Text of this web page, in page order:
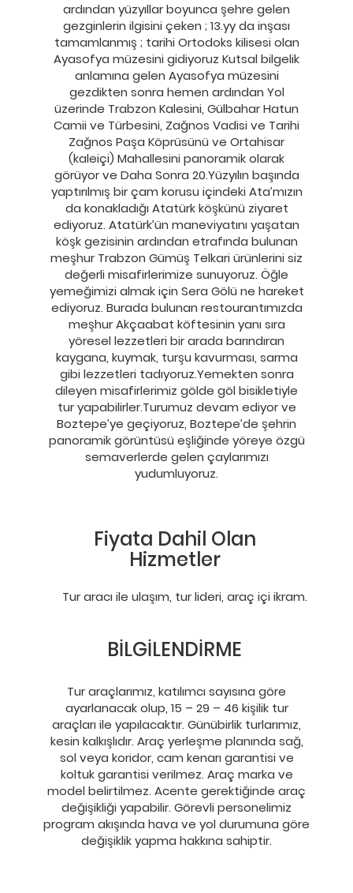
ardından yüzyıllar boyunca şehre gelen
gezginlerin ilgisini çeken ; 13.yy da inşası
tamamlanmış ; tarihi Ortodoks kilisesi olan
Ayasofya müzesini gidiyoruz Kutsal bilgelik
anlamına gelen Ayasofya müzesini
gezdikten sonra hemen ardından Yol
üzerinde Trabzon Kalesini, Gülbahar Hatun
Camii ve Türbesini, Zağnos Vadisi ve Tarihi
Zağnos Paşa Köprüsünü ve Ortahisar
(kaleiçi) Mahallesini panoramik olarak
görüyor ve Daha Sonra 20.Yüzyılın başında
yaptırılmış bir çam korusu içindeki Ata’mızın
da konakladığı Atatürk köşkünü ziyaret
ediyoruz. Atatürk’ün maneviyatını yaşatan
köşk gezisinin ardından etrafında bulunan
meşhur Trabzon Gümüş Telkari ürünlerini siz
değerli misafirlerimize sunuyoruz. Öğle
yemeğimizi almak için Sera Gölü ne hareket
ediyoruz. Burada bulunan restourantımızda
meşhur Akçaabat köftesinin yanı sıra
yöresel lezzetleri bir arada barındıran
kaygana, kuymak, turşu kavurması, sarma
gibi lezzetleri tadıyoruz.Yemekten sonra
dileyen misafirlerimiz gölde göl bisikletiyle
tur yapabilirler.Turumuz devam ediyor ve
Boztepe’ye geçiyoruz, Boztepe’de şehrin
panoramik görüntüsü eşliğinde yöreye özgü
semaverlerde gelen çaylarımızı
yudumluyoruz.
Fiyata Dahil Olan
Hizmetler
Tur aracı ile ulaşım, tur lideri, araç içi ikram.
BİLGİLENDİRME
Tur araçlarımız, katılımcı sayısına göre
ayarlanacak olup, 15 – 29 – 46 kişilik tur
araçları ile yapılacaktır. Günübirlik turlarımız,
kesin kalkışlıdır. Araç yerleşme planında sağ,
sol veya koridor, cam kenarı garantisi ve
koltuk garantisi verilmez. Araç marka ve
model belirtilmez. Acente gerektiğinde araç
değişikliği yapabilir. Görevli personelimiz
program akışında hava ve yol durumuna göre
değişiklik yapma hakkına sahiptir.